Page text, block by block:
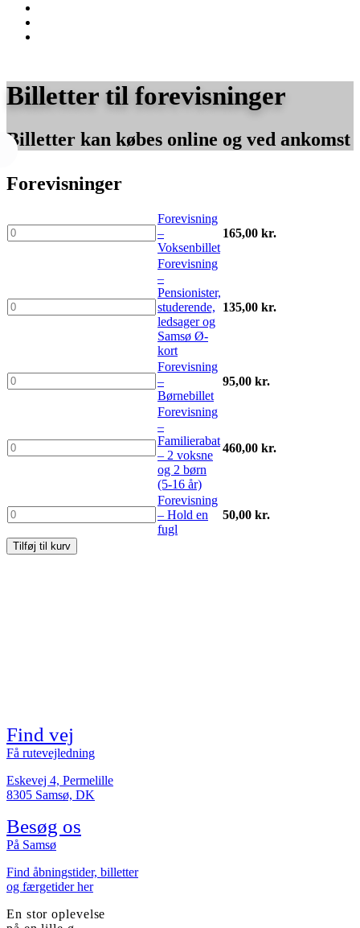
Billetter til forevisninger
Billetter kan købes online og ved ankomst
Forevisninger
Forevisning
–
Forevisning
–
Voksenbillet
165,00 kr.
Forevisning
–
og
Samsø
Forevisning
–
Pensionister,
studerende,
ledsager og
Samsø Ø-
kort
135,00 kr.
Forevisning
–
Forevisning
–
Børnebillet
95,00 kr.
Forevisning
–
2
voksne
Forevisning
–
Familierabat
– 2 voksne
og 2 børn
(5-16 år)
460,00 kr.
Forevisning
–
Hold
en
Forevisning
– Hold en
fugl
50,00 kr.
Tilføj til kurv
Find vej
Få rutevejledning
Eskevej 4, Permelille
8305 Samsø, DK
Besøg os
På Samsø
Find åbningstider, billetter
og færgetider her
En stor oplevelse